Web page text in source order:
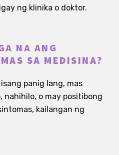
ng klinika o doktor.
NA ANG
SA MEDISINA?
panig lang, mas
nahihilo, o may positibong
kailangan ng